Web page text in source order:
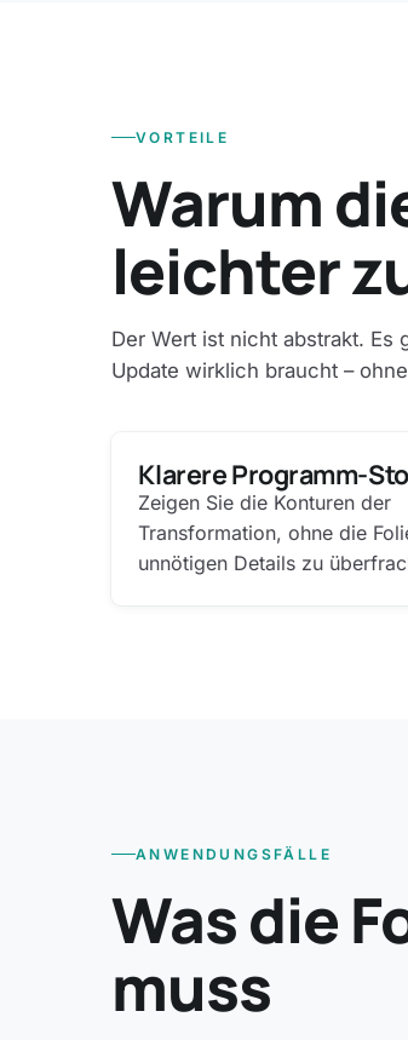
VORTEILE
Warum
leichter
Der Wert ist nicht abstrakt. Es
Update wirklich braucht –
Klarere Programm-
Zeigen Sie die Konturen der
Transformation, ohne die
unnötigen Details zu
ANWENDUNGSFÄLLE
Was die
muss